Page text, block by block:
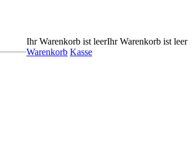
Ihr Warenkorb ist leer
Warenkorb Kasse
Ihr Warenkorb ist leer